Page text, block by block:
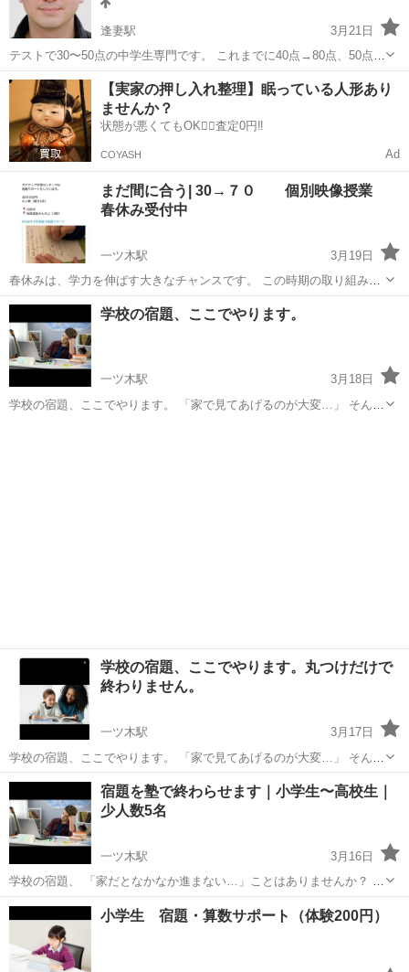
逢妻駅
3月21日
テストで30〜50点の中学生専門です。 これまでに40点→80点、50点
→90点の改善実績があります。 学校のワークと市販教材だけで成績を
上げる指導をしています。 （塾長自身も独学で受験を乗りきりまし
た） ■こんなお子さまに...
愛知 刈谷市 逢妻駅 塾 塾長
【実家の押し入れ整理】眠っている人形あり
ませんか？
状態が悪くてもOK🙆‍♀️査定0円‼️
COYASH Ad
まだ間に合う| 30→７０ 個別映像授業
春休み受付中
一ツ木駅
3月19日
春休みは、学力を伸ばす大きなチャンスです。 この時期の取り組み
で、新学期のスタートが大きく変わります。 当塾では、 30点の生徒は
70点へ、80点の生徒は100点へ それぞれに合った学習で、しっかり力
愛知 刈谷市 一ツ木駅 少人数
学校の宿題、ここでやります。
一ツ木駅
3月18日
学校の宿題、ここでやります。 「家で見てあげるのが大変…」 そんな
学校の宿題、ここでやります。丸つけだけで
終わりません。
一ツ木駅
3月17日
学校の宿題、ここでやります。 「家で見てあげるのが大変…」 そんな
ご家庭の声に応えます。 ギアアップ学習センターでは 「丸つけだけで
終わりません。」 「間違い直しまでしっかりサポート。」 わかるま
で、一緒にやります。 ...
愛知 刈谷市 一ツ木駅 塾 小学生
宿題を塾で終わらせます｜小学生〜高校生｜
少人数5名
一ツ木駅
3月16日
学校の宿題、 「家だとなかなか進まない…」ことはありませんか？ ギ
アアップ学習センターでは、 小学生〜高校生を対象に、 少人数（最大
5名）で落ち着いて学べる環境を用意しています。 塾に来たらまず机
に向かい、 学校の宿題を...
愛知 刈谷市 一ツ木駅 塾 少人数
小学生 宿題・算数サポート（体験200円）